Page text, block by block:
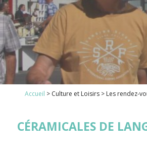
Accueil > Culture et Loisirs> Les rendez-
CÉRAMICALES DE